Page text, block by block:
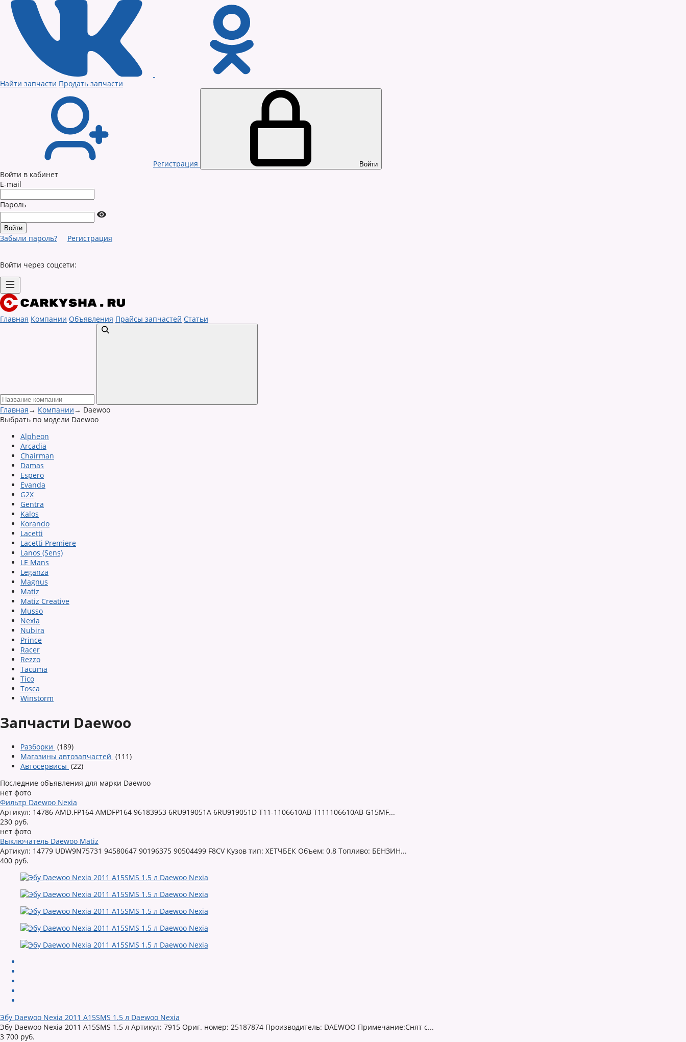
Найти запчасти Продать запчасти
Регистрация Войти
Войти в кабинет
E-mail
Пароль
Забыли пароль? Регистрация
Войти через соцсети:
Главная Компании Объявления Прайсы запчастей Статьи
Главная→ Компании→ Daewoo
Выбрать по модели Daewoo
Alpheon
Arcadia
Chairman
Damas
Espero
Evanda
G2X
Gentra
Kalos
Korando
Lacetti
Lacetti Premiere
Lanos (Sens)
LE Mans
Leganza
Magnus
Matiz
Matiz Creative
Musso
Nexia
Nubira
Prince
Racer
Rezzo
Tacuma
Tico
Tosca
Winstorm
Запчасти Daewoo
Разборки (189)
Магазины автозапчастей (111)
Автосервисы (22)
Последние объявления для марки Daewoo
нет фото
Фильтр Daewoo Nexia
Артикул: 14786 AMD.FP164 AMDFP164 96183953 6RU919051A 6RU919051D T11-1106610AB T111106610AB G15MF...
230 руб.
нет фото
Выключатель Daewoo Matiz
Артикул: 14779 UDW9N75731 94580647 90196375 90504499 F8CV Кузов тип: ХЕТЧБЕК Объем: 0.8 Топливо: БЕНЗИН...
400 руб.
Эбу Daewoo Nexia 2011 A15SMS 1.5 л Daewoo Nexia
Эбу Daewoo Nexia 2011 A15SMS 1.5 л Артикул: 7915 Ориг. номер: 25187874 Производитель: DAEWOO Примечание:Снят с...
3 700 руб.